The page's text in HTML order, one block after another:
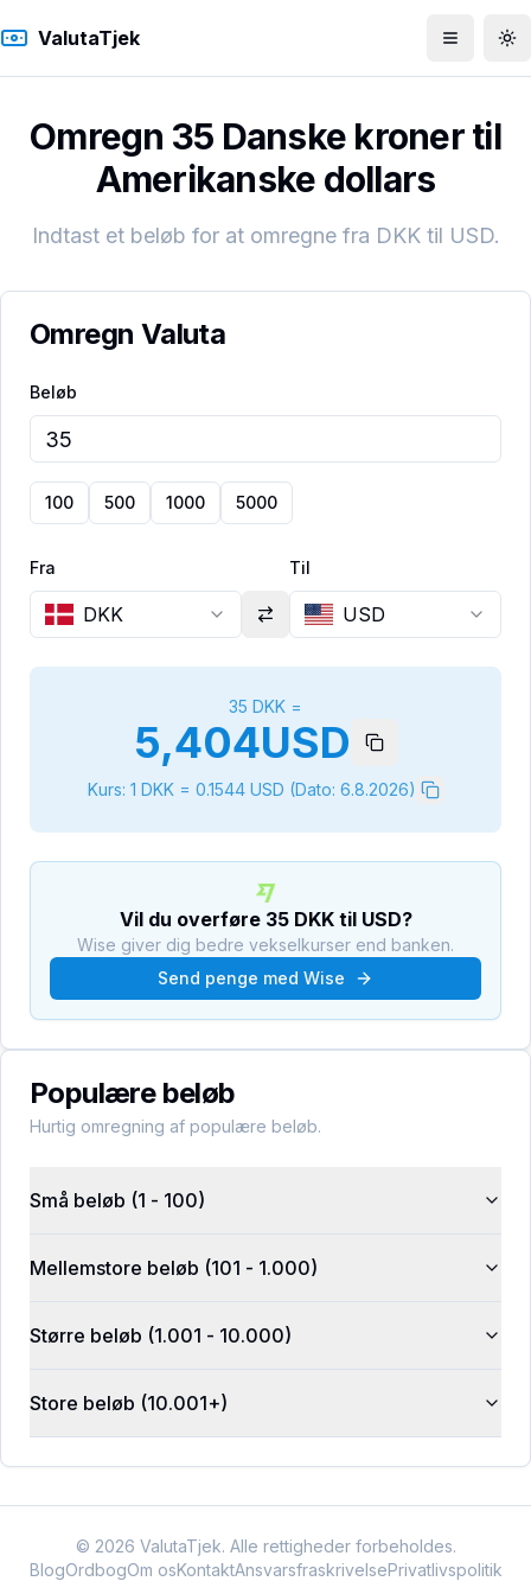
ValutaTjek Åbn menu
Omregn 35 Danske kroner til
Amerikanske dollars
Indtast et beløb for at omregne fra DKKtil USD.
Omregn Valuta
Beløb
100 500 1000 5000
Fra
DKK
Til
USD
35 DKK =
5,404USD
Kurs: 1 DKK= 0.1544 USD (Dato: 6.8.2026)
Vil du overføre 35 DKKtil USD?
Wise giver dig bedre vekselkurser end banken.
Send penge med Wise
Populære beløb
Hurtig omregning af populære beløb.
Små beløb (1 - 100)
Mellemstore beløb (101 - 1.000)
Større beløb (1.001 - 10.000)
Store beløb (10.001+)
© 2026 ValutaTjek. Alle rettigheder forbeholdes.
BlogOrdbogOm osKontaktAnsvarsfraskrivelsePrivatlivspolitik